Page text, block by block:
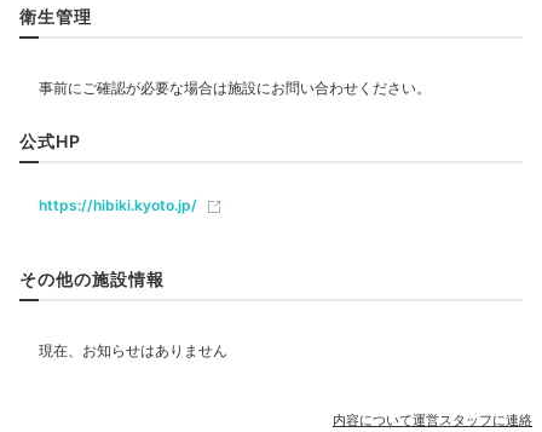
半露天風呂付きのツインルームに宿泊。早速、お部屋の
露天風呂に入りました。目の前が日本海なので波の音も
Sightseeing
美しい夕日に出合える
リラクゼーション
飲食
部屋情報
衛生管理
公式HP
https://hibiki.kyoto.jp/
その他の施設情報
内容について運営スタッフに連絡